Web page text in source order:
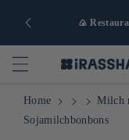
Home
Milch
Sojamilchbonbons